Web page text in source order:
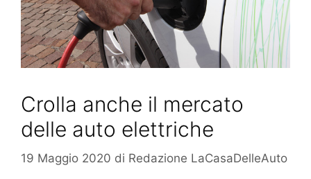
Crolla anche il mercato
delle auto elettriche
19 Maggio 2020 di Redazione LaCasaDelleAuto